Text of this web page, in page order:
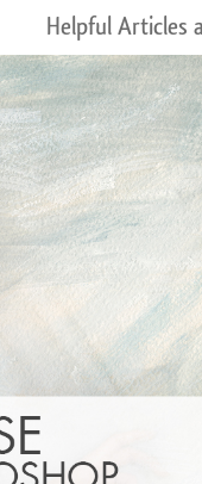
Helpful Articles